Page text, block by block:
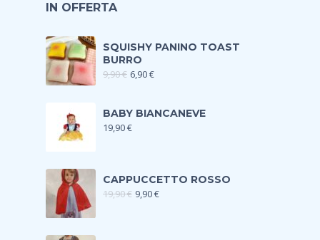
IN OFFERTA
SQUISHY PANINO TOAST
BURRO
9,90€ 6,90€
BABY BIANCANEVE
19,90€
CAPPUCCETTO ROSSO
19,90€ 9,90€